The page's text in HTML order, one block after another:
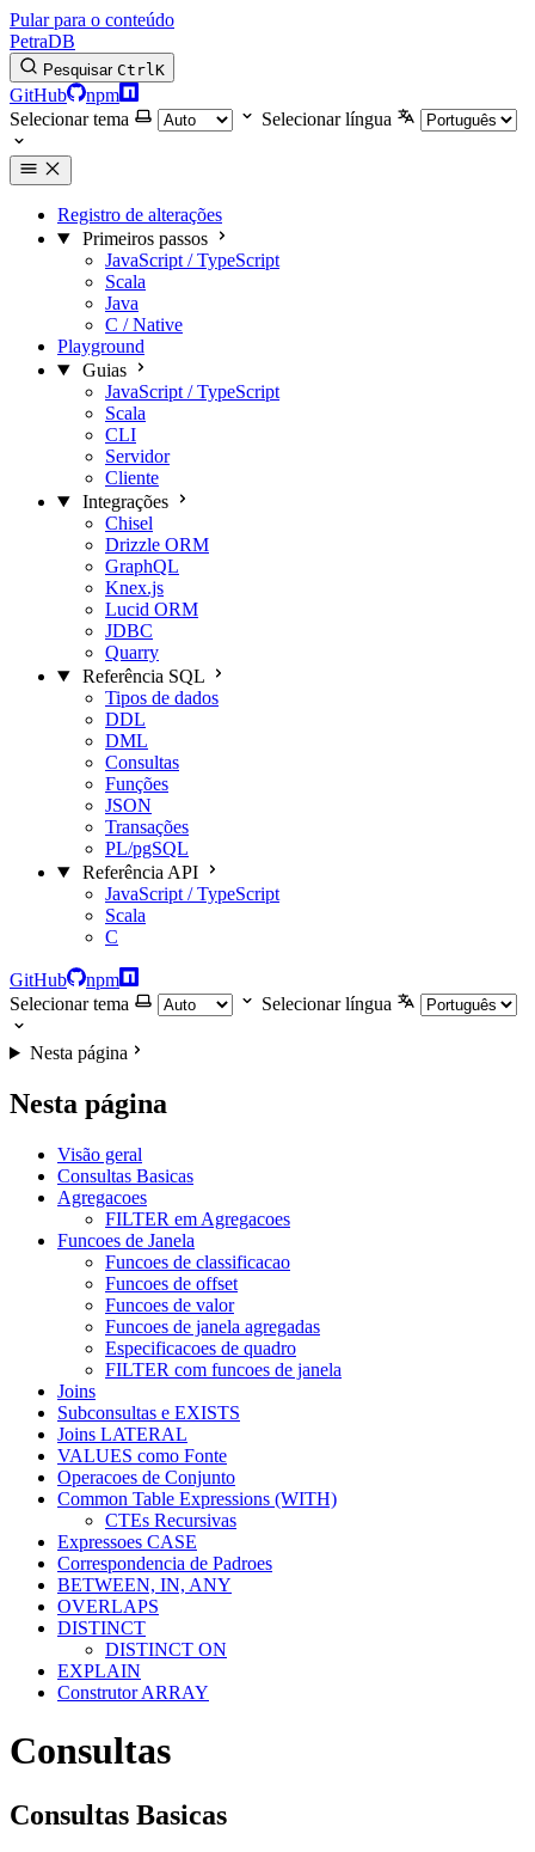
Pular para o conteúdo
PetraDB
Pesquisar CtrlK
GitHub
npm
Selecionar tema
Selecionar língua
Registro de alterações
Primeiros passos
JavaScript / TypeScript
Scala
Java
C / Native
Playground
Guias
JavaScript / TypeScript
Scala
CLI
Servidor
Cliente
Integrações
Chisel
Drizzle ORM
GraphQL
Knex.js
Lucid ORM
JDBC
Quarry
Referência SQL
Tipos de dados
DDL
DML
Consultas
Funções
JSON
Transações
PL/pgSQL
Referência API
JavaScript / TypeScript
Scala
C
GitHub
npm
Selecionar tema
Selecionar língua
Nesta página
Nesta página
Visão geral
Consultas Basicas
Agregacoes
FILTER em Agregacoes
Funcoes de Janela
Funcoes de classificacao
Funcoes de offset
Funcoes de valor
Funcoes de janela agregadas
Especificacoes de quadro
FILTER com funcoes de janela
Joins
Subconsultas e EXISTS
Joins LATERAL
VALUES como Fonte
Operacoes de Conjunto
Common Table Expressions (WITH)
CTEs Recursivas
Expressoes CASE
Correspondencia de Padroes
BETWEEN, IN, ANY
OVERLAPS
DISTINCT
DISTINCT ON
EXPLAIN
Construtor ARRAY
Consultas
Consultas Basicas